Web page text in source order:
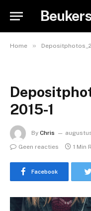
Home »
2015-1
By Chris
Geen reacties
1 Min
Facebook